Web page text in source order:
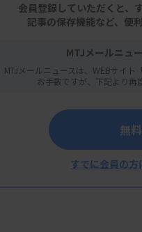
上の名称は変わるが
2025/11/25 07:29
労省】労働安全衛生法に
（肝機能検査について）
会員登録していただくと、
記事の保存機能など、便
MTJメールニュ
MTJメールニュースは、WEBサイト
お手数ですが、下記より再
無
すでに会員の